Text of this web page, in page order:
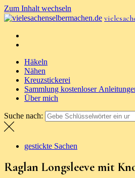
Zum Inhalt wechseln
Häkeln
Nähen
Kreuzstickerei
Sammlung kostenloser
Über mich
Suche nach:
gestickte Sachen
Raglan Longsleeve mit